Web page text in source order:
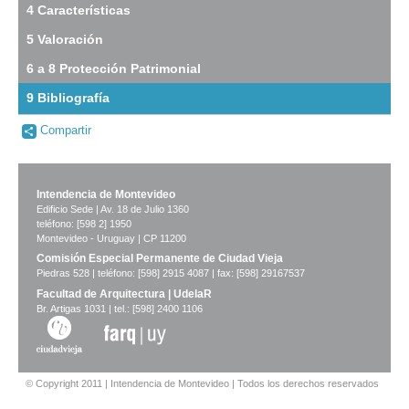
Mitre
2)
tamaño
original
Descarga tamaño completo
Anterior Pausa Siguiente
4 Características
5 Valoración
6 a 8 Protección Patrimonial
9 Bibliografía
no
Compartir
Intendencia de Montevideo
Edificio Sede | Av. 18 de Julio 1360
teléfono: [598 2] 1950
Montevideo - Uruguay | CP 11200
Comisión Especial Permanente de Ciudad Vieja
Piedras 528 | teléfono: [598] 2915 4087 | fax: [598] 29167537
Facultad de Arquitectura | UdelaR
Br. Artigas 1031 | tel.: [598] 2400 1106
© Copyright 2011 | Intendencia de Montevideo | Todos los derechos reservados